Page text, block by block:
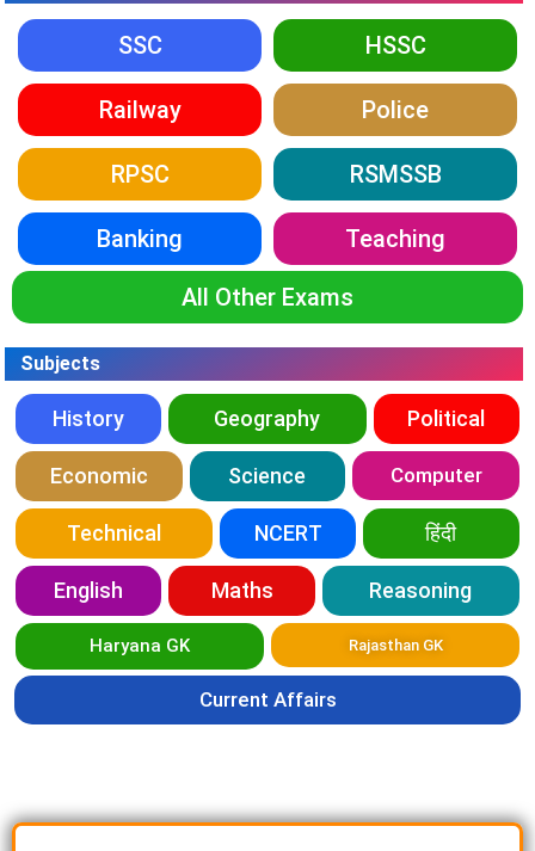
SSC HSSC
Railway Police
RPSC RSMSSB
Banking Teaching
All Other Exams
Subjects
History Geography Political
Economic Science Computer
Technical NCERT हिंदी
English Maths Reasoning
Haryana GK Rajasthan GK
Current Affairs